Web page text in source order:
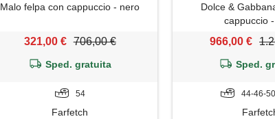
Malo felpa con cappuccio - nero
321,00 € 706,00 €
Sped. gratuita
54
Farfetch
Dolce &
cappuccio
966,00 €
Sped.
44-46-